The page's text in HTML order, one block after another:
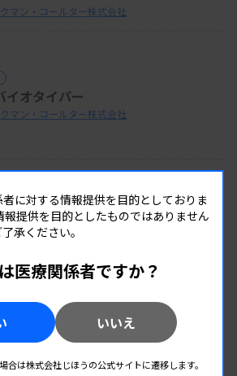
マン・コールター株式会社
イオタイパー
マン・コールター株式会社
クロスキャン WalkAway
マン・コールター株式会社
業の製品を全て見る
の製品
に対する情報提供を目的としておりま
報提供を目的としたものではありません
承ください。
医療関係者ですか？
いいえ
は株式会社じほうの公式サイトに遷移します。